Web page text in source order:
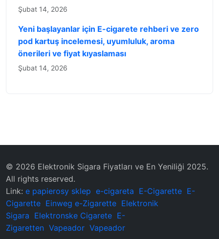
Şubat 14, 2026
Yeni başlayanlar için E-cigarete rehberi ve zero
pod kartuş incelemesi, uyumluluk, aroma
önerileri ve fiyat kıyaslaması
Şubat 14, 2026
© 2026 Elektronik Sigara Fiyatları ve En Yeniliği 2025.
All rights reserved.
Link: e papierosy sklep e-cigareta E-Cigarette E-
Cigarette Einweg e-Zigarette Elektronik
Sigara Elektronske Cigarete E-
Zigaretten Vapeador Vapeador